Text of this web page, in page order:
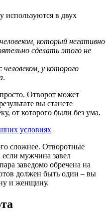
используются в двух
который негативно
сделать этого не
у которого
.
Отворот может
вы станете
от которого были без ума.
сложнее. Отворотные
если мужчина завел
заведомо обречена на
должен быть один – вы
и женщину.